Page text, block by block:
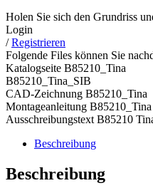
Holen Sie sich den Grundriss
Login
/Registrieren
Folgende Files können Sie
Katalogseite B85210_Tina
B85210_Tina_SIB
CAD-Zeichnung B85210_Tina
Montageanleitung B85210_Tina
Ausschreibungstext B85210
Beschreibung
Beschreibung